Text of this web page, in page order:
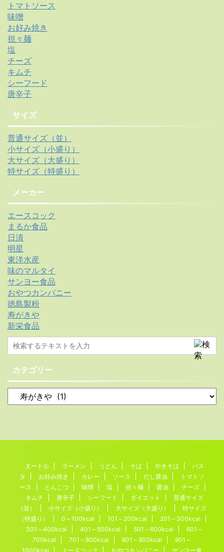
トマトソース
味噌
お好み焼き
担々麺
塩
チーズ
キムチ
シーフード
唐辛子
サイズ
普通サイズ（並）
小サイズ（小盛り）
大サイズ（大盛り）
特サイズ（特盛り）
メーカー
エースコック
まるか食品
日清
明星
東洋水産
味のマルタイ
サンヨー食品
おやつカンパニー
徳島製粉
寿がきや
新栄食品
カテゴリー
ヌードル ラーメン うどん そば やきそば
パス
タ
お好み焼き カレー ソース だし醤油
トマトソ
ース
とんこつ 味噌 塩 担々麺 醤油
チーズ
キムチ
唐辛子 シーフード ダイエット
普通サイズ
（並）
小サイズ（小盛り） 大サイズ（大盛り）
特サイズ
（特盛り）
0～100kcal 101～200kcal
201～300kcal
301～400kcal
401～500kcal 501～600kcal
601～
700kcal
701～800kcal 801～900kcal
901～
1000kcal
エースコック おやつカンパニー サンヨー食